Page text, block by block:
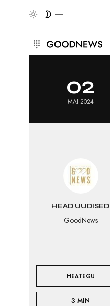
02
MAI 2024
HEAD UUDISED
GoodNews
HEATEGU
3 MIN